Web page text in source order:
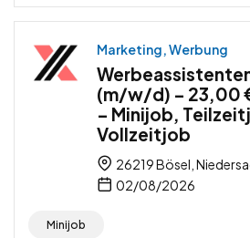
Marketing, Werbung
(m/w/d) – 23,00
– Minijob,
Vollzeitjob
26219 Bösel,
02/08/2026
Minijob